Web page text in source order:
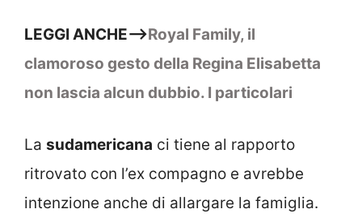
LEGGI ANCHE–>Royal Family, il
clamoroso gesto della Regina Elisabetta
non lascia alcun dubbio. I particolari
La sudamericana ci tiene al rapporto
ritrovato con l’ex compagno e avrebbe
intenzione anche di allargare la famiglia.